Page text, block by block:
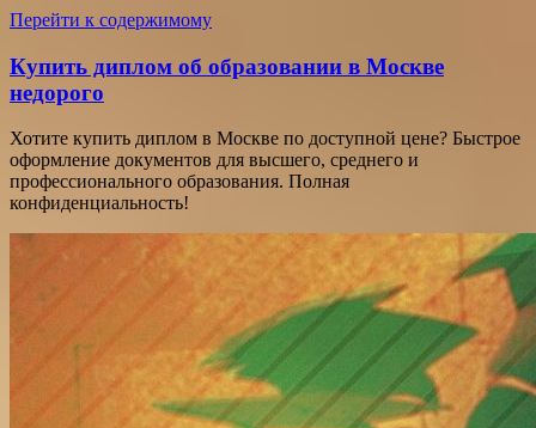
Перейти к содержимому
Купить диплом об образовании в Москве
недорого
Хотите купить диплом в Москве по доступной цене? Быстрое
оформление документов для высшего, среднего и
профессионального образования. Полная
конфиденциальность!